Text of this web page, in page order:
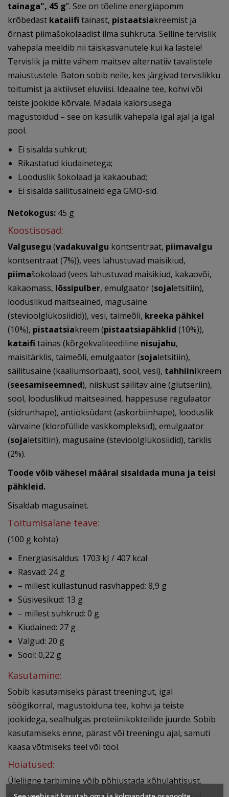
tainaga", 45 g”. See on tõeline energiapomm
krõbedast kataiifi tainast, pistaatsiakreemist ja
õrnast piimašokolaadist ilma suhkruta. Selline tervislik
vahepala meeldib nii täiskasvanutele kui ka lastele!
Tervislik ja mitte vähem maitsev alternatiiv tavalistele
maiustustele. Baton sobib neile, kes järgivad tervislikku
toitumist ja aktiivset eluviisi. Ideaalne tee, kohvi või
teiste jookide kõrvale. Madala kalorsusega
magustoidud – see on kasulik vahepala igal ajal ja igal
pool.
Ei sisalda suhkrut;
Rikastatud kiudainetega;
Looduslik šokolaad ja kakaoubad;
Ei sisalda säilitusaineid ega GMO-sid.
Netokogus: 45 g
Koostisosad:
Valgusegu (vadakuvalgu kontsentraat, piimavalgu
kontsentraat (7%)), vees lahustuvad maisikiud,
piimašokolaad (vees lahustuvad maisikiud, kakaovõi,
kakaomass, lõssipulber, emulgaator (sojaletsitiin),
looduslikud maitseained, magusaine
(stevioolglükosiidid)), vesi, taimeõli, kreeka pähkel
(10%), pistaatsiakreem (pistaatsiapähklid (10%)),
kataifi tainas (kõrgekvaliteediline nisujahu,
maisitärklis, taimeõli, emulgaator (sojaletsitiin),
säilitusaine (kaaliumsorbaat), sool, vesi), tahhiinikreem
(seesamiseemned), niiskust säilitav aine (glütseriin),
sool, looduslikud maitseained, happesuse regulaator
(sidrunhape), antioksüdant (askorbiinhape), looduslik
värvaine (klorofüllide vaskkompleksid), emulgaator
(sojaletsitiin), magusaine (stevioolglükosiidid), tärklis
(2%).
Toode võib vähesel määral sisaldada muna ja teisi
pähkleid.
Sisaldab magusainet.
Toitumisalane teave:
(100 g kohta)
Energiasisaldus: 1703 kJ / 407 kcal
Rasvad: 24 g
– millest küllastunud rasvhapped: 8,9 g
Süsivesikud: 13 g
– millest suhkrud: 0 g
Kiudained: 27 g
Valgud: 20 g
Sool: 0,22 g
Kasutamine:
Sobib kasutamiseks pärast treeningut, igal
söögikorral, magustoiduna tee, kohvi ja teiste
jookidega, sealhulgas proteiinikokteilide juurde. Sobib
kasutamiseks enne, pärast või treeningu ajal, samuti
kaasa võtmiseks teel või tööl.
Hoiatused:
Üleliigne tarbimine võib põhjustada kõhulahtisust.
Ärge tarbige, kui olete allergiline mõne koostisosa